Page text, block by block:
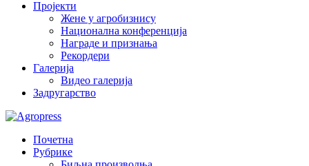
Пројекти
Жене у агробизнису
Национална конференција
Награде и признања
Рекордери
Галерија
Видео галерија
Задругарство
Почетна
Рубрике